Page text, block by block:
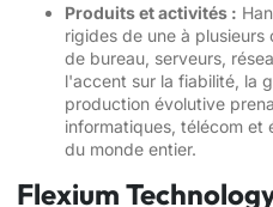
Produits et activités :
rigides de une à
de bureau, serveurs,
l'accent sur la fiabilité, la
production évolutive
informatiques, télécom et
du monde entier.
Flexium